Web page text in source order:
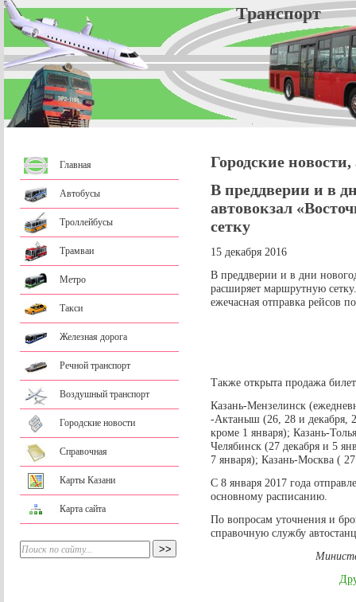
Главная
Автобусы
Троллейбусы
Трамваи
Метро
Такси
Железная дорога
Речной транспорт
Воздушный транспорт
Городские новости
Справочная
Карты Казани
Карта сайта
Городские
В преддверии и в
автовокзал
сетку
15 декабря 2016
В преддверии и в дни
расширяет маршрутную
ежечасная отправка рейсов
Также открыта продажа
Казань-Мензелинск
-Актаныш (26, 28 и декабря,
кроме 1 января); Казань-
Челябинск (27 декабря и 5
7 января); Казань-Москва (
С 8 января 2017 года
основному расписанию.
По вопросам уточнения и
справочную службу